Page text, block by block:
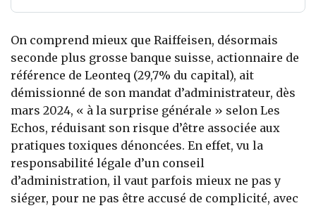
On comprend mieux que Raiffeisen, désormais
seconde plus grosse banque suisse, actionnaire de
référence de Leonteq (29,7% du capital), ait
démissionné de son mandat d’administrateur, dès
mars 2024, « à la surprise générale » selon Les
Echos, réduisant son risque d’être associée aux
pratiques toxiques dénoncées. En effet, vu la
responsabilité légale d’un conseil
d’administration, il vaut parfois mieux ne pas y
siéger, pour ne pas être accusé de complicité, avec